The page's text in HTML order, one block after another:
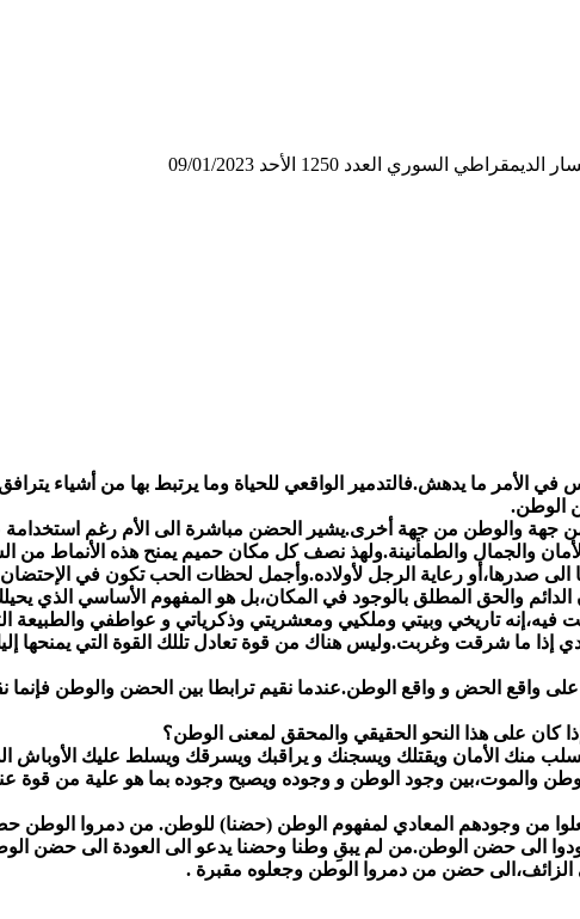
السوري العدد 1250 الأحد 09/01/2023
في الأمر ما يدهش.فالتدمير الواقعي للحياة وما يرتبط بها من أشياء
الوطن.
جهة والوطن من جهة أخرى.يشير الحضن مباشرة الى الأم رغم
والجمال والطمأنينة.ولهذ نصف كل مكان حميم يمنح هذه الأنماط من
الى صدرها،أو رعاية الرجل لأولاده.وأجمل لحظات الحب تكون في
والحق المطلق بالوجود في المكان،بل هو المفهوم الأساسي الذي
تاريخي وبيتي وملكيي ومعشريتي وذكرياتي و عواطفي والطبيعة
إذا ما شرقت وغربت.وليس هناك من قوة تعادل تللك القوة التي
واقع الحض و واقع الوطن.عندما نقيم ترابطا بين الحضن والوطن فإنما
كان على هذا النحو الحقيقي والمحقق لمعنى الوطن؟
منك الأمان ويقتلك ويسجنك و يراقبك ويسرقك ويسلط عليك الأوباش
والموت،بين وجود الوطن و وجوده ويصبح وجوده بما هو علية من
من وجودهم المعادي لمفهوم الوطن (حضنا) للوطن. من دمروا الوطن
الى حضن الوطن.من لم يبقِ وطنا وحضنا يدعو الى العودة الى حضن
حضن من دمروا الوطن وجعلوه مقبرة .